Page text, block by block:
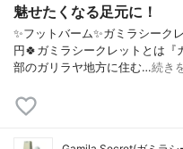
魅せたくなる足元に！
✨フットバーム✨ガミラシーク
円🍀ガミラシークレットとは
部のガリラヤ地方に住む…続き